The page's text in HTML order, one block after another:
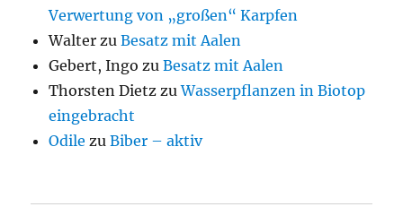
Verwertung von „großen“ Karpfen
Walter zuBesatz mit Aalen
Gebert, Ingo zuBesatz mit Aalen
Thorsten Dietz zuWasserpflanzen in Biotop
eingebracht
Odile zuBiber – aktiv